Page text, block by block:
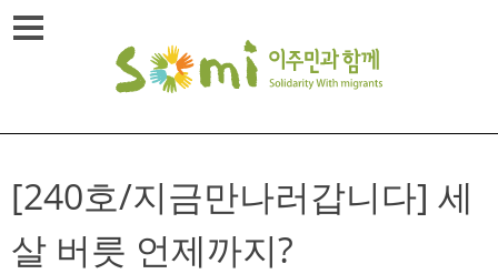
Skip
to
[240호/지금만나러갑니다] 세
살 버릇 언제까지?